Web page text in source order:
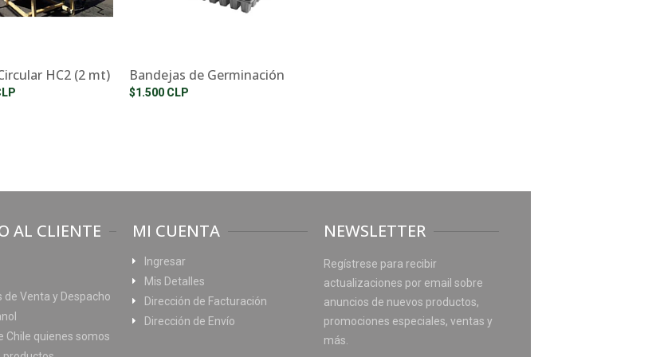
HC2 (2 mt) Bandejas de Germinación
$1.500 CLP
AL CLIENTE
de Venta y Despacho
Chile quienes somos
MI CUENTA
Ingresar
Mis Detalles
Dirección de Facturación
Dirección de Envío
NEWSLETTER
Regístrese para recibir
actualizaciones por email sobre
anuncios de nuevos productos,
promociones especiales, ventas y
más.